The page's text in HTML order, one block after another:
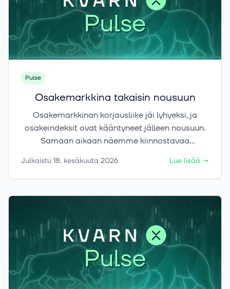
Pulse
Osakemarkkina takaisin nousuun
Osakemarkkinan korjausliike jäi lyhyeksi, ja
osakeindeksit ovat kääntyneet jälleen nousuun.
Samaan aikaan näemme kiinnostavaa
bitcoininkin hinnassa.
Julkaistu 18. kesäkuuta 2026 Lue lisää →